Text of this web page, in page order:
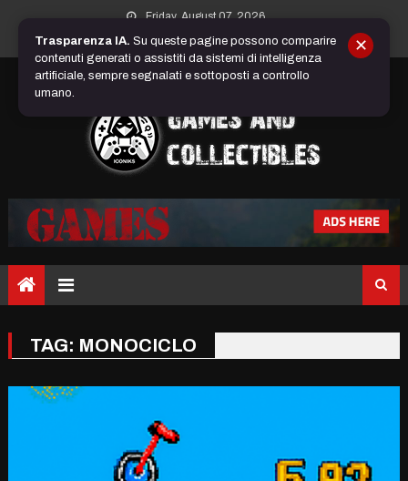
content
Friday, August 07, 2026
TAG: MONOCICLO
Trasparenza IA. Su queste pagine possono comparire
contenuti generati o assistiti da sistemi di intelligenza
artificiale, sempre segnalati e sottoposti a controllo
umano.
✕